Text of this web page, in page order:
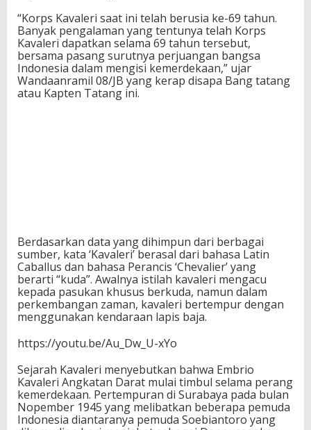
“Korps Kavaleri saat ini telah berusia ke-69 tahun.
Banyak pengalaman yang tentunya telah Korps
Kavaleri dapatkan selama 69 tahun tersebut,
bersama pasang surutnya perjuangan bangsa
Indonesia dalam mengisi kemerdekaan,” ujar
Wandaanramil 08/JB yang kerap disapa Bang tatang
atau Kapten Tatang ini.
Berdasarkan data yang dihimpun dari berbagai
sumber, kata ‘Kavaleri’ berasal dari bahasa Latin
Caballus dan bahasa Perancis ‘Chevalier’ yang
berarti “kuda”. Awalnya istilah kavaleri mengacu
kepada pasukan khusus berkuda, namun dalam
perkembangan zaman, kavaleri bertempur dengan
menggunakan kendaraan lapis baja.
https://youtu.be/Au_Dw_U-xYo
Sejarah Kavaleri menyebutkan bahwa Embrio
Kavaleri Angkatan Darat mulai timbul selama perang
kemerdekaan. Pertempuran di Surabaya pada bulan
Nopember 1945 yang melibatkan beberapa pemuda
Indonesia diantaranya pemuda Soebiantoro yang